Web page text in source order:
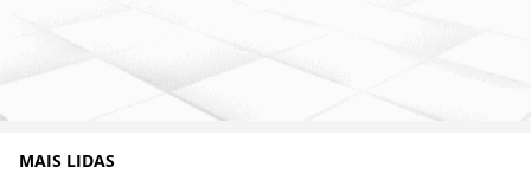
MAIS LIDAS